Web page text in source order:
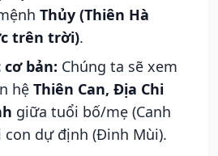
Thủy (Thiên Hà
trên trời).
bản: Chúng ta sẽ xem
hệ Thiên Can, Địa Chi
giữa tuổi bố/mẹ (Canh
con dự định (Đinh Mùi).